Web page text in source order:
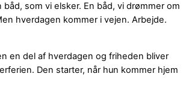
båd, som vi elsker. En båd, vi drømmer om
hverdagen kommer i vejen. Arbejde.
en del af hverdagen og friheden bliver
Den starter, når hun kommer hjem